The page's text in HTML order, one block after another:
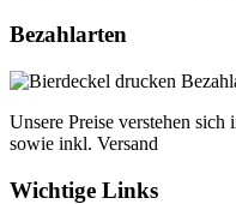
Bezahlarten
Unsere Preise verstehen
sowie inkl. Versand
Wichtige Links